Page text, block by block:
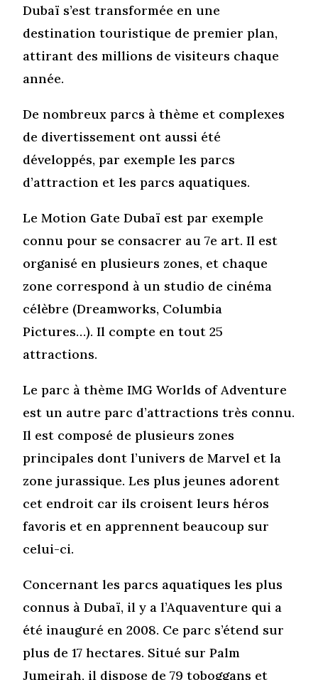
Dubaï s’est transformée en une
destination touristique de premier plan,
attirant des millions de visiteurs chaque
année.
De nombreux parcs à thème et complexes
de divertissement ont aussi été
développés, par exemple les parcs
d’attraction et les parcs aquatiques.
Le Motion Gate Dubaï est par exemple
connu pour se consacrer au 7e art. Il est
organisé en plusieurs zones, et chaque
zone correspond à un studio de cinéma
célèbre (Dreamworks, Columbia
Pictures…). Il compte en tout 25
attractions.
Le parc à thème IMG Worlds of Adventure
est un autre parc d’attractions très connu.
Il est composé de plusieurs zones
principales dont l’univers de Marvel et la
zone jurassique. Les plus jeunes adorent
cet endroit car ils croisent leurs héros
favoris et en apprennent beaucoup sur
celui-ci.
Concernant les parcs aquatiques les plus
connus à Dubaï, il y a l’Aquaventure qui a
été inauguré en 2008. Ce parc s’étend sur
plus de 17 hectares. Situé sur Palm
Jumeirah, il dispose de 79 toboggans et